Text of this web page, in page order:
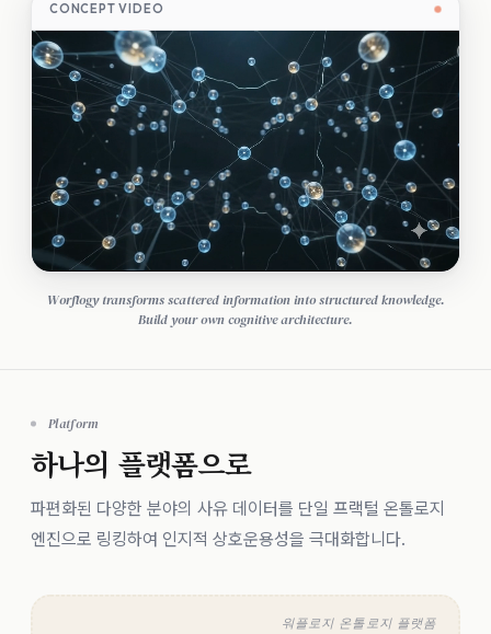
CONCEPT VIDEO
Worflogy transforms scattered information into structured knowledge.
Build your own cognitive architecture.
Platform
하나의 플랫폼으로
파편화된 다양한 분야의 사유 데이터를 단일 프랙털 온톨로지
엔진으로 링킹하여 인지적 상호운용성을 극대화합니다.
워플로지 온톨로지 플랫폼